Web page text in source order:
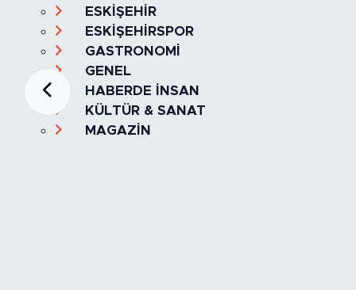
ESKİŞEHİR
ESKİŞEHİRSPOR
GASTRONOMİ
GENEL
HABERDE İNSAN
KÜLTÜR & SANAT
MAGAZİN